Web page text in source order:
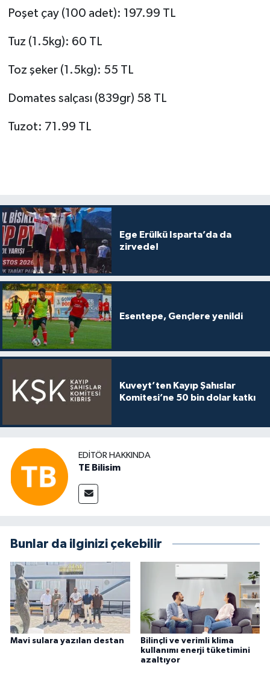
Poşet çay (100 adet): 197.99 TL
Tuz (1.5kg): 60 TL
Toz şeker (1.5kg): 55 TL
Domates salçası (839gr) 58 TL
Tuzot: 71.99 TL
Ege Erülkü Isparta’da da
zirvede!
Esentepe, Gençlere yenildi
Kuveyt’ten Kayıp Şahıslar
Komitesi’ne 50 bin dolar katkı
EDITÖR HAKKINDA
TE Bilisim
Bunlar da ilginizi çekebilir
Mavi sulara yazılan destan
Bilinçli ve verimli klima
kullanımı enerji tüketimini
azaltıyor